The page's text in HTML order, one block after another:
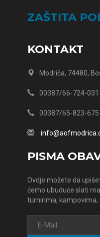
ZAŠTITA
KONTAKT
Modriča, 74480,
00387/66-724-031
00387/65-823-675
PISMA
Ovdje možete da
ćemo ubuduće slati
turnirima, kampovima,